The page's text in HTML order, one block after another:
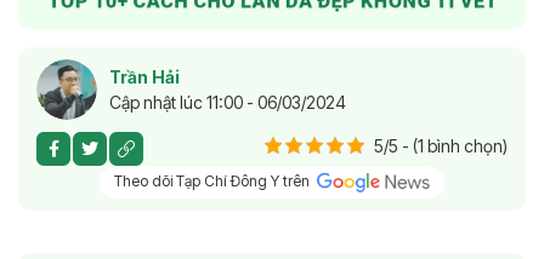
Trần Hải
Cập nhật lúc 11:00 - 06/03/2024
5/5 - (1 bình chọn)
Theo dõi Tạp Chí Đông Y trên